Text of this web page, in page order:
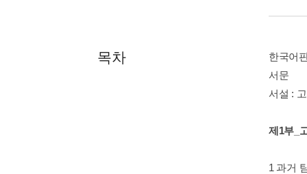
목차
한국어
서문
서설 :
제1부_
1 과거